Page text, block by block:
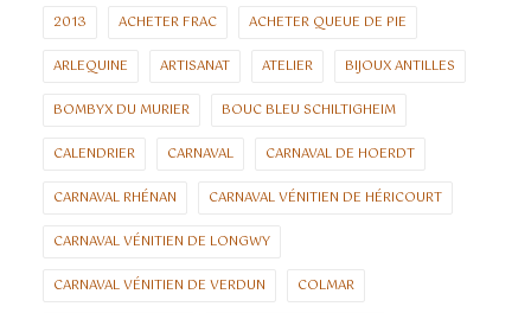
2013 ACHETER FRAC ACHETER QUEUE DE PIE
ARLEQUINE ARTISANAT ATELIER BIJOUX ANTILLES
BOMBYX DU MURIER BOUC BLEU SCHILTIGHEIM
CALENDRIER CARNAVAL CARNAVAL DE HOERDT
CARNAVAL RHÉNAN CARNAVAL VÉNITIEN DE HÉRICOURT
CARNAVAL VÉNITIEN DE LONGWY
CARNAVAL VÉNITIEN DE VERDUN COLMAR